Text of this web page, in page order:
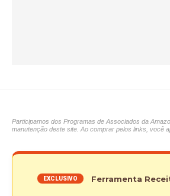
Participamos dos Programas de Associados da
manutenção deste site. Ao comprar pelos links, você
EXCLUSIVO Ferramenta